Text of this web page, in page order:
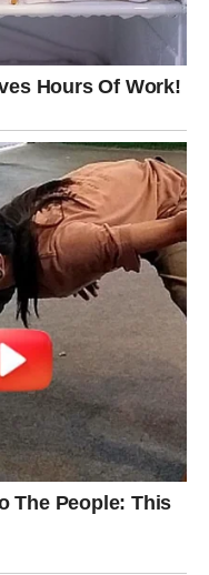
i vi osjetite umor od
želja približava
nego što mislite.
pokazujete koliko
sprema nagradu za